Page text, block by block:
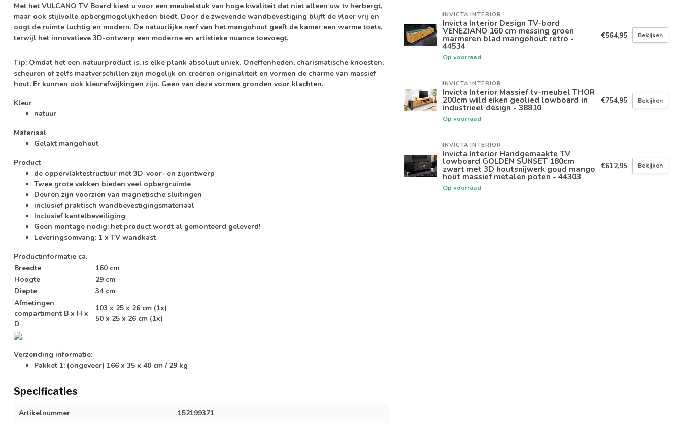
Met het VULCANO TV Board kiest u voor een meubelstuk van hoge kwaliteit dat niet alleen uw tv herbergt,
maar ook stijlvolle opbergmogelijkheden biedt. Door de zwevende wandbevestiging blijft de vloer vrij en
oogt de ruimte luchtig en modern. De natuurlijke nerf van het mangohout geeft de kamer een warme toets,
terwijl het innovatieve 3D-ontwerp een moderne en artistieke nuance toevoegt.
Tip: Omdat het een natuurproduct is, is elke plank absoluut uniek. Oneffenheden, charismatische knoesten,
scheuren of zelfs maatverschillen zijn mogelijk en creëren originaliteit en vormen de charme van massief
hout. Er kunnen ook kleurafwijkingen zijn. Geen van deze vormen gronden voor klachten.
Kleur
natuur
Materiaal
Gelakt mangohout
Product
de oppervlaktestructuur met 3D-voor- en zijontwerp
Twee grote vakken bieden veel opbergruimte
Deuren zijn voorzien van magnetische sluitingen
inclusief praktisch wandbevestigingsmateriaal
Inclusief kantelbeveiliging
Geen montage nodig: het product wordt al gemonteerd geleverd!
Leveringsomvang: 1 x TV wandkast
Productinformatie ca.
Breedte
160 cm
Hoogte
29 cm
Diepte
34 cm
Afmetingen
compartiment B x H x
D
103 x 25 x 26 cm (1x)
50 x 25 x 26 cm (1x)
Verzending informatie:
Pakket 1: (ongeveer) 166 x 35 x 40 cm / 29 kg
Specificaties
Artikelnummer 152199371
INVICTA INTERIOR
Invicta Interior Design TV-bord
VENEZIANO 160 cm messing groen
marmeren blad mangohout retro -
44534
Op voorraad
€564,95 Bekijken
INVICTA INTERIOR
Invicta Interior Massief tv-meubel THOR
200cm wild eiken geolied lowboard in
industrieel design - 38810
Op voorraad
€754,95 Bekijken
INVICTA INTERIOR
Invicta Interior Handgemaakte TV
lowboard GOLDEN SUNSET 180cm
zwart met 3D houtsnijwerk goud mango
hout massief metalen poten - 44303
Op voorraad
€612,95 Bekijken